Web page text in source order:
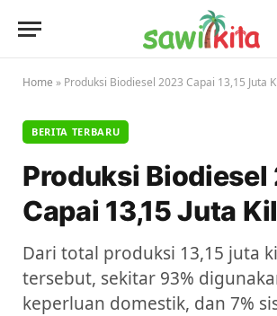
Home » Produksi Biodiesel 2023 Capai 13,15 Juta
BERITA TERBARU
Produksi Biodiesel
Capai 13,15 Juta
Dari total produksi 13,15 juta
tersebut, sekitar 93%
keperluan domestik, dan 7%